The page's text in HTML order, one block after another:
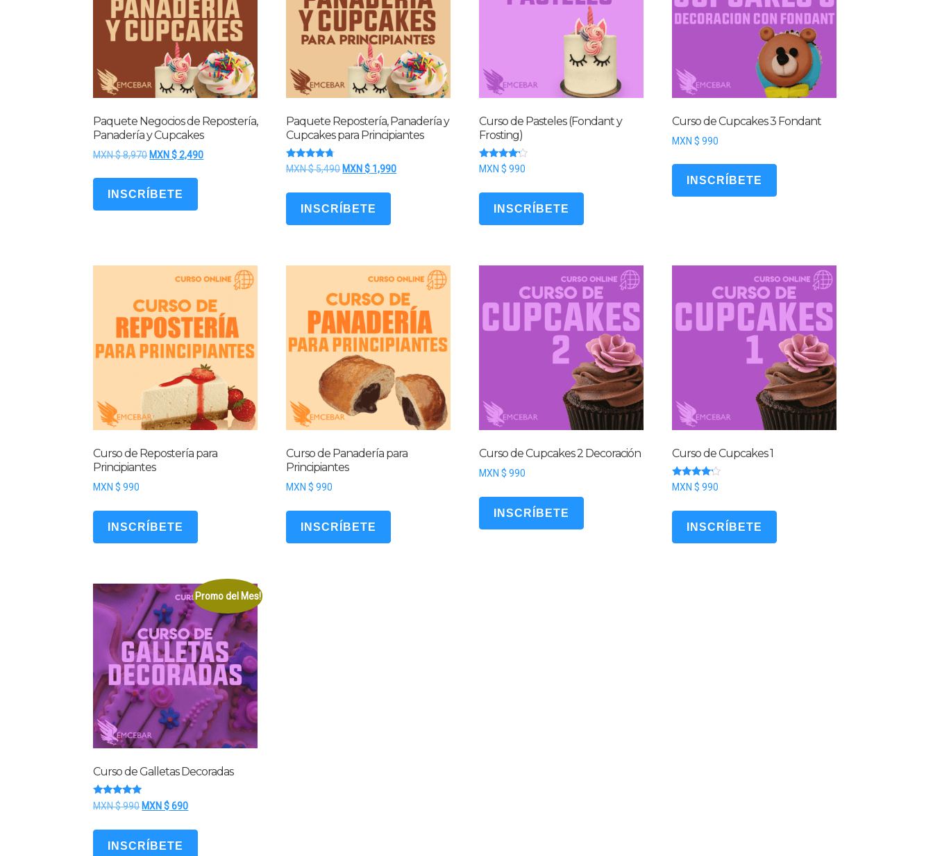
Paquete Negocios de Repostería,
Panadería y Cupcakes
MXN $8,970El
era:
MXN
MXN $2,490El
INSCRÍBETE
Paquete Repostería, Panadería y
Cupcakes para Principiantes
Valorado
con
de 5
MXN $5,490 El
era:
MXN
MXN $ 1,990El
INSCRÍBETE
Curso de Pasteles (Fondant y
Frosting)
Valorado
con
de 5
MXN $ 990
INSCRÍBETE
Curso de Cupcakes 3 Fondant
MXN $ 990
INSCRÍBETE
Curso de Repostería para
Principiantes
MXN $ 990
INSCRÍBETE
Curso de Panadería para
Principiantes
MXN $ 990
INSCRÍBETE
Curso de Cupcakes 2 Decoración
MXN $ 990
INSCRÍBETE
Curso de Cupcakes 1
Valorado
con
de 5
MXN $ 990
INSCRÍBETE
Promo del Mes!
Curso de Galletas Decoradas
Valorado
con
de 5
MXN $990 El
era:
MXN $690El
actual
INSCRÍBETE